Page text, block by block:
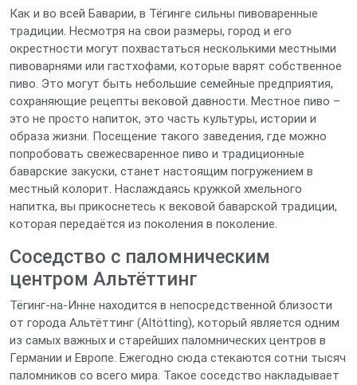
Как и во всей Баварии, в Тёгинге сильны пивоваренные
традиции. Несмотря на свои размеры, город и его
окрестности могут похвастаться несколькими местными
пивоварнями или гастхофами, которые варят собственное
пиво. Это могут быть небольшие семейные предприятия,
сохраняющие рецепты вековой давности. Местное пиво –
это не просто напиток, это часть культуры, истории и
образа жизни. Посещение такого заведения, где можно
попробовать свежесваренное пиво и традиционные
баварские закуски, станет настоящим погружением в
местный колорит. Наслаждаясь кружкой хмельного
напитка, вы прикоснетесь к вековой баварской традиции,
которая передаётся из поколения в поколение.
Соседство с паломническим
центром Альтёттинг
Тёгинг-на-Инне находится в непосредственной близости
от города Альтёттинг (Altötting), который является одним
из самых важных и старейших паломнических центров в
Германии и Европе. Ежегодно сюда стекаются сотни тысяч
паломников со всего мира. Такое соседство накладывает